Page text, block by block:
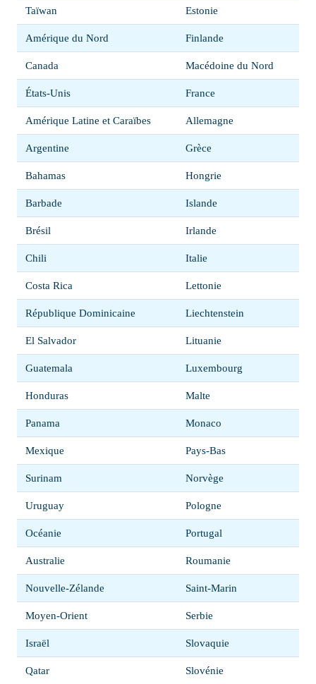
Taïwan Estonie
Amérique du Nord Finlande
Canada Macédoine du Nord
États-Unis France
Amérique Latine et Caraïbes Allemagne
Argentine Grèce
Bahamas Hongrie
Barbade Islande
Brésil Irlande
Chili Italie
Costa Rica Lettonie
République Dominicaine Liechtenstein
El Salvador Lituanie
Guatemala Luxembourg
Honduras Malte
Panama Monaco
Mexique Pays-Bas
Surinam Norvège
Uruguay Pologne
Océanie Portugal
Australie Roumanie
Nouvelle-Zélande Saint-Marin
Moyen-Orient Serbie
Israël Slovaquie
Qatar Slovénie